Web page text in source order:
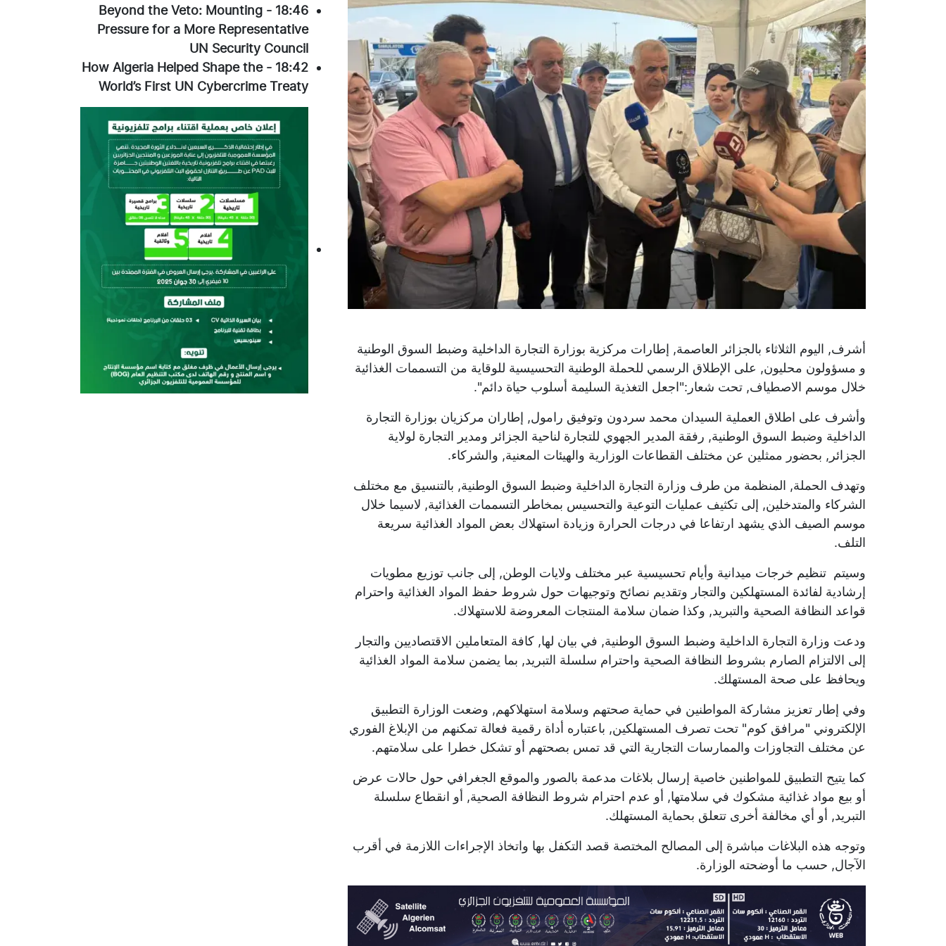
أشرف, اليوم الثلاثاء بالجزائر العاصمة, إطارات مركزية بوزارة التجارة الداخلية وضبط السوق الوطنية
و مسؤولون محليون, على الإطلاق الرسمي للحملة الوطنية التحسيسية للوقاية من التسممات الغذائية
خلال موسم الاصطياف, تحت شعار:"اجعل التغذية السليمة أسلوب حياة دائم".
وأشرف على اطلاق العملية السيدان محمد سردون وتوفيق رامول, إطاران مركزيان بوزارة التجارة
الداخلية وضبط السوق الوطنية, رفقة المدير الجهوي للتجارة لناحية الجزائر ومدير التجارة لولاية
الجزائر, بحضور ممثلين عن مختلف القطاعات الوزارية والهيئات المعنية, والشركاء.
وتهدف الحملة, المنظمة من طرف وزارة التجارة الداخلية وضبط السوق الوطنية, بالتنسيق مع مختلف
الشركاء والمتدخلين, إلى تكثيف عمليات التوعية والتحسيس بمخاطر التسممات الغذائية, لاسيما خلال
موسم الصيف الذي يشهد ارتفاعا في درجات الحرارة وزيادة استهلاك بعض المواد الغذائية سريعة
التلف.
وسيتم تنظيم خرجات ميدانية وأيام تحسيسية عبر مختلف ولايات الوطن, إلى جانب توزيع مطويات
إرشادية لفائدة المستهلكين والتجار وتقديم نصائح وتوجيهات حول شروط حفظ المواد الغذائية واحترام
قواعد النظافة الصحية والتبريد, وكذا ضمان سلامة المنتجات المعروضة للاستهلاك.
ودعت وزارة التجارة الداخلية وضبط السوق الوطنية, في بيان لها, كافة المتعاملين الاقتصاديين والتجار
إلى الالتزام الصارم بشروط النظافة الصحية واحترام سلسلة التبريد, بما يضمن سلامة المواد الغذائية
ويحافظ على صحة المستهلك.
وفي إطار تعزيز مشاركة المواطنين في حماية صحتهم وسلامة استهلاكهم, وضعت الوزارة التطبيق
الإلكتروني "مرافق كوم" تحت تصرف المستهلكين, باعتباره أداة رقمية فعالة تمكنهم من الإبلاغ الفوري
عن مختلف التجاوزات والممارسات التجارية التي قد تمس بصحتهم أو تشكل خطرا على سلامتهم.
كما يتيح التطبيق للمواطنين خاصية إرسال بلاغات مدعمة بالصور والموقع الجغرافي حول حالات عرض
أو بيع مواد غذائية مشكوك في سلامتها, أو عدم احترام شروط النظافة الصحية, أو انقطاع سلسلة
التبريد, أو أي مخالفة أخرى تتعلق بحماية المستهلك.
وتوجه هذه البلاغات مباشرة إلى المصالح المختصة قصد التكفل بها واتخاذ الإجراءات اللازمة في أقرب
الآجال, حسب ما أوضحته الوزارة.
18:46
-
Beyond the Veto: Mounting
Pressure for a More Representative
UN Security Council
18:42
-
How Algeria Helped Shape the
World’s First UN Cybercrime Treaty